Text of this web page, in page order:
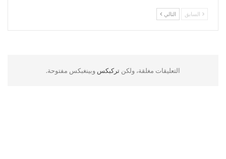
السابق التالي
التعليقات مغلقة، ولكن تركبكس وبينغبكس مفتوحة.